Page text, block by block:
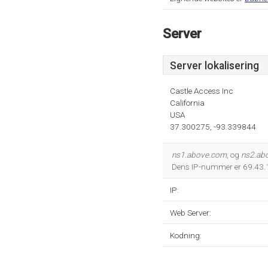
Server
Server lokalisering
Castle Access Inc
California
USA
37.300275, -93.339844
ns1.above.com, og
Dens IP-nummer er
IP:
Web Server:
Kodning: